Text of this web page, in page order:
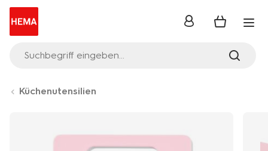
Suchbegriff eingeben...
Anmelden
Küchenutensilien